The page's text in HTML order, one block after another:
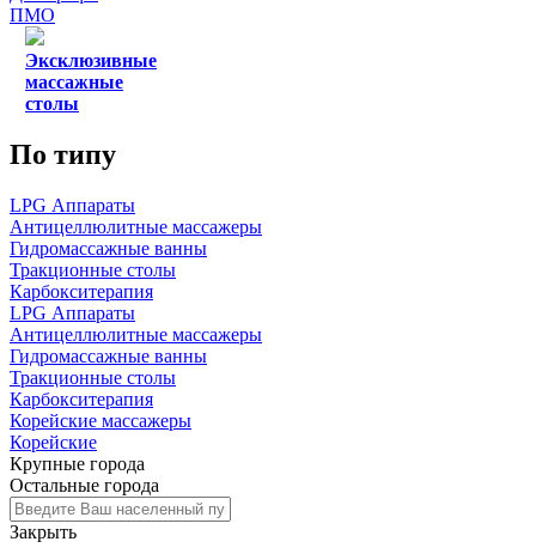
ПМО
Эксклюзивные
массажные
столы
По типу
LPG Аппараты
Антицеллюлитные массажеры
Гидромассажные ванны
Тракционные столы
Карбокситерапия
LPG Аппараты
Антицеллюлитные массажеры
Гидромассажные ванны
Тракционные столы
Карбокситерапия
Корейские массажеры
Корейские
Крупные города
Остальные города
Закрыть